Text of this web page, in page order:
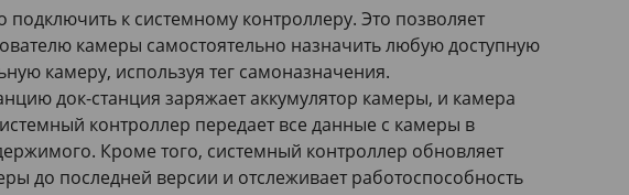
подключить к системному контроллеру. Это позволяет
камеры самостоятельно назначить любую доступную
камеру, используя тег самоназначения.
док-станция заряжает аккумулятор камеры, и камера
контроллер передает все данные с камеры в
Кроме того, системный контроллер обновляет
до последней версии и отслеживает работоспособность